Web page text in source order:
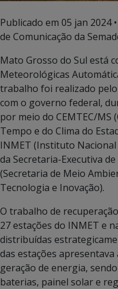
Publicado em 05 jan 2024
de Comunicação da
Mato Grosso do Sul está
Meteorológicas
trabalho foi realizado
com o governo federal,
por meio do CEMTEC/
Tempo e do Clima do
INMET (Instituto
da Secretaria-Executiva
(Secretaria de Meio
Tecnologia e Inovação).
O trabalho de
27 estações do INMET e
distribuídas
das estações
geração de energia,
baterias, painel solar e